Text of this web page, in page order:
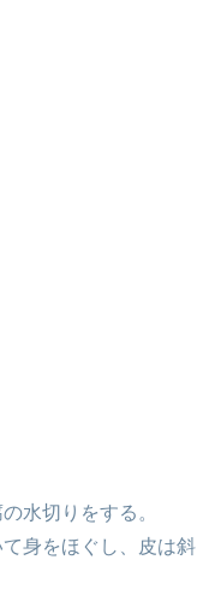
水切りをする。
身をほぐし、皮は斜